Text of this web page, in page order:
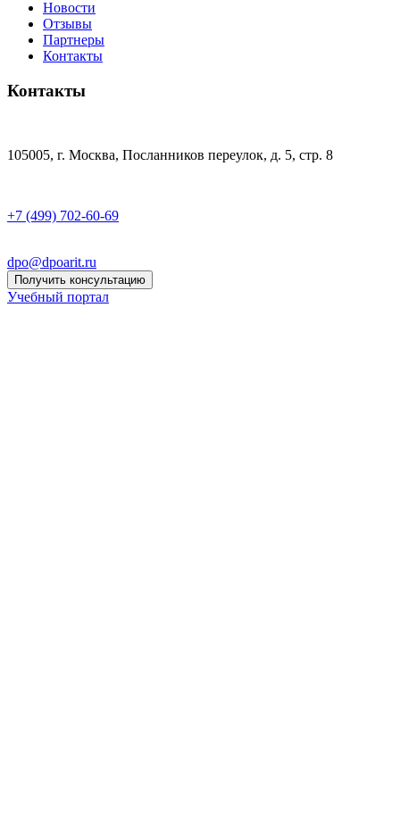
Новости
Отзывы
Партнеры
Контакты
Контакты
105005, г. Москва, Посланников переулок, д. 5, стр. 8
+7 (499) 702-60-69
dpo@dpoarit.ru
Получить консультацию
Учебный портал